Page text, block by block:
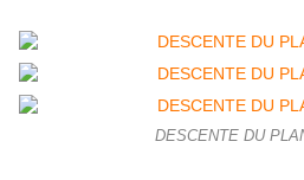
DESCENTE DU